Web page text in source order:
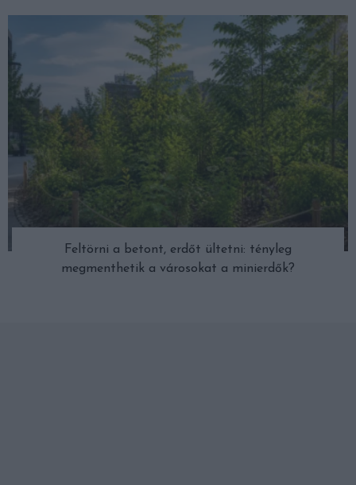
Feltörni a betont, erdőt ültetni: tényleg
megmenthetik a városokat a minierdők?